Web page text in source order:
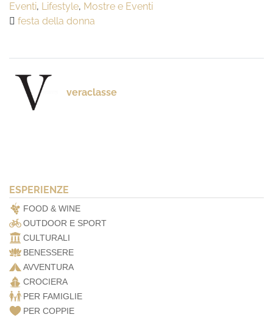
Eventi, Lifestyle, Mostre e Eventi
festa della donna
veraclasse
ESPERIENZE
FOOD & WINE
OUTDOOR E SPORT
CULTURALI
BENESSERE
AVVENTURA
CROCIERA
PER FAMIGLIE
PER COPPIE